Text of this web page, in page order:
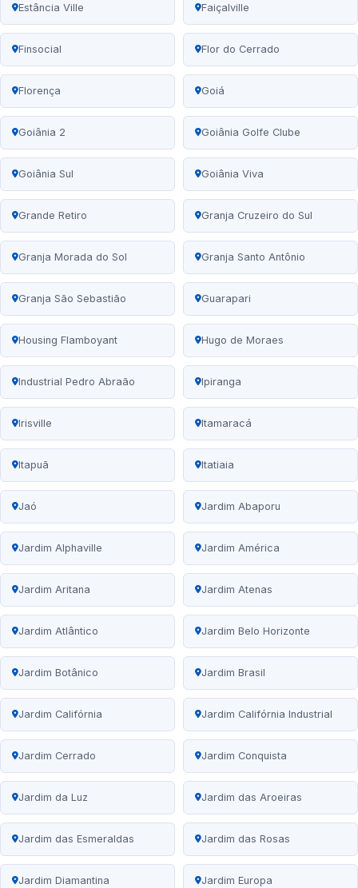
Estância Ville Faiçalville
Finsocial Flor do Cerrado
Florença Goiá
Goiânia 2 Goiânia Golfe Clube
Goiânia Sul Goiânia Viva
Grande Retiro Granja Cruzeiro do Sul
Granja Morada do Sol Granja Santo Antônio
Granja São Sebastião Guarapari
Housing Flamboyant Hugo de Moraes
Industrial Pedro Abraão Ipiranga
Irisville Itamaracá
Itapuã Itatiaia
Jaó Jardim Abaporu
Jardim Alphaville Jardim América
Jardim Aritana Jardim Atenas
Jardim Atlântico Jardim Belo Horizonte
Jardim Botânico Jardim Brasil
Jardim Califórnia Jardim Califórnia Industrial
Jardim Cerrado Jardim Conquista
Jardim da Luz Jardim das Aroeiras
Jardim das Esmeraldas Jardim das Rosas
Jardim Diamantina Jardim Europa